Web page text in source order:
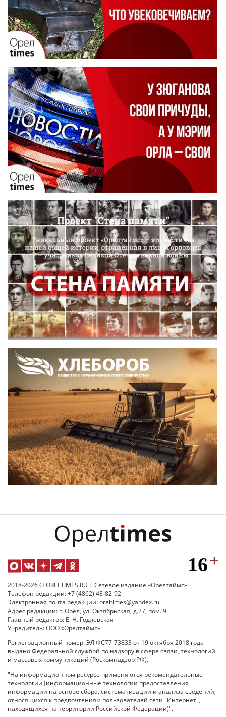
2018-2026 © ORELTIMES.RU | Сетевое издание «Орелтаймс»
Телефон редакции: +7 (4862) 48-82-92
Электронная почта редакции: oreltimes@yandex.ru
Адрес редакции: г. Орел, ул. Октябрьская, д.27, пом. 9
Главный редактор: Е. Н. Годлевская
Учредитель: ООО «Орелтаймс»
Регистрационный номер: ЭЛ ФС77-73833 от 19 октября 2018 года
выдано Федеральной службой по надзору в сфере связи, технологий
и массовых коммуникаций (Роскомнадзор РФ).
"На информационном ресурсе применяются рекомендательные
технологии (информационные технологии предоставления
информации на основе сбора, систематизации и анализа сведений,
относящихся к предпочтениям пользователей сети "Интернет",
находящихся на территории Российской Федерации)".